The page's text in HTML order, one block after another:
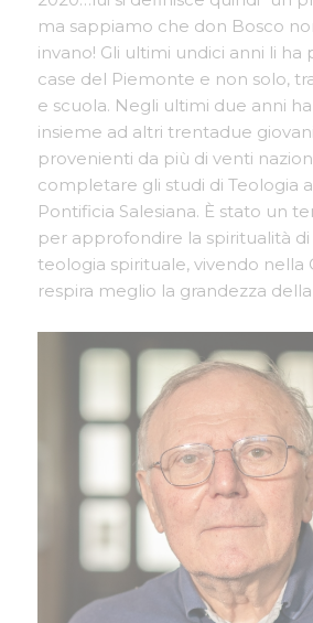
ma sappiamo che don Bosco
invano! Gli ultimi undici anni li ha
case del Piemonte e non solo,
e scuola. Negli ultimi due anni
insieme ad altri trentadue
provenienti da più di venti
completare gli studi di Teologia
Pontificia Salesiana. È stato un
per approfondire la spiritualità
teologia spirituale, vivendo nella
respira meglio la grandezza della